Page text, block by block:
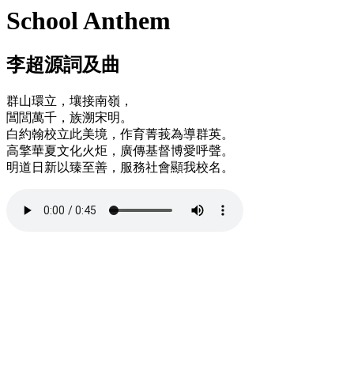
School Anthem
李超源詞及曲
群山環立，壤接南嶺，
閶閭萬千，族溯宋明。
白約翰校立此美境，作育菁莪為導群英。
高擎華夏文化火炬，廣傳基督博愛呼聲。
明道日新以臻至善，服務社會顯我校名。